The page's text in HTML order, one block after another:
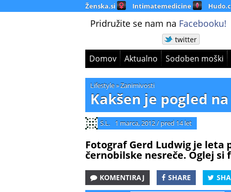
Ženska.si Intimatemedicine
Pridružite se nam na Facebooku!
twitter
Domov Aktualno Sodoben moški
Lifestyle»Zanimivosti
Kakšen je pogled
S.L. 1 marca, 2012/ pred 14 let
Fotograf Gerd Ludwig je
černobilske nesreče. Oglej si
KOMENTIRAJ SHARE